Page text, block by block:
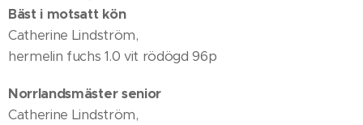
Bäst i motsatt kön
Catherine Lindström,
hermelin fuchs 1.0 vit rödögd 96p
Norrlandsmäster senior
Catherine Lindström,